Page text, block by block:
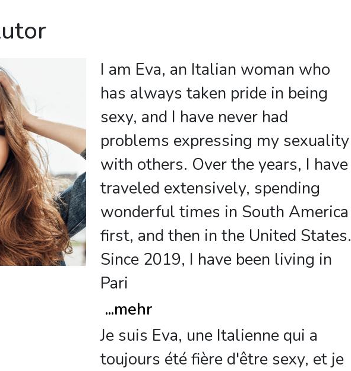
I am Eva, an Italian woman who
has always taken pride in being
sexy, and I have never had
problems expressing my sexuality
with others. Over the years, I have
traveled extensively, spending
wonderful times in South America
first, and then in the United States.
Since 2019, I have been living in
Pari
...mehr
Je suis Eva, une Italienne qui a
toujours été fière d'être sexy, et je